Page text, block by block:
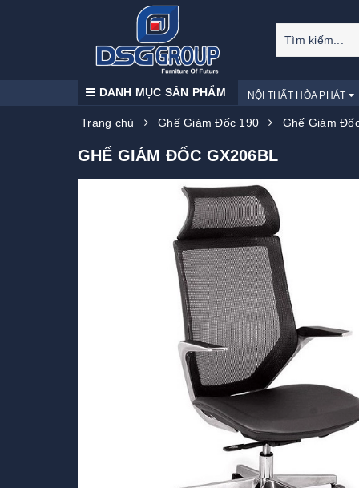
DANH MỤC SẢN PHẨM NỘI THẤT HÒA PHÁT
Trang chủ Ghế Giám Đốc 190 Ghế Giám
GHẾ GIÁM ĐỐC GX206BL